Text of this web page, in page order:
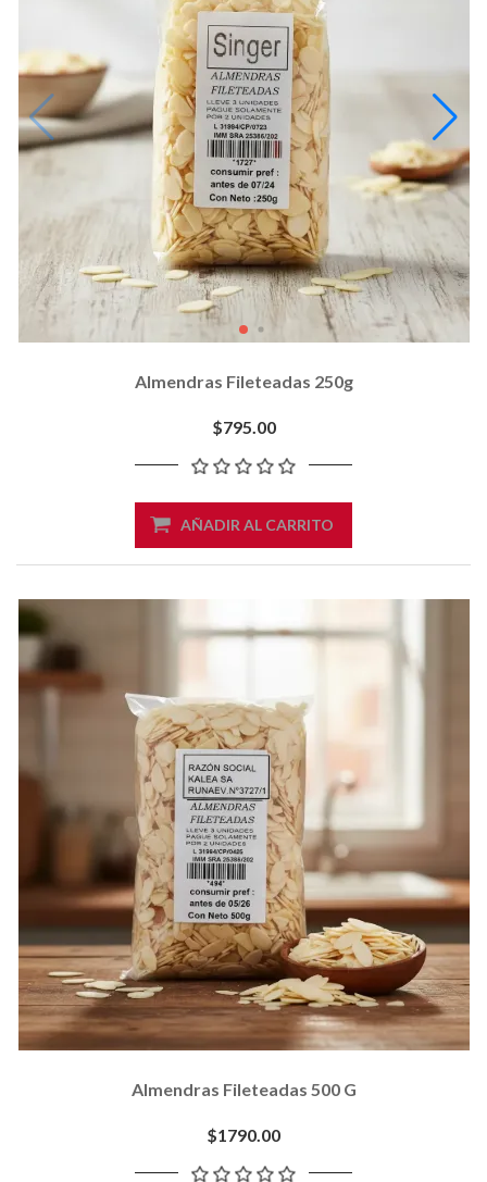
Almendras Fileteadas 250g
$795.00
AÑADIR AL CARRITO
Almendras Fileteadas 500 G
$1790.00